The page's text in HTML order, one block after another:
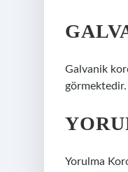
Galvanik
görmektedir.
Yorulma